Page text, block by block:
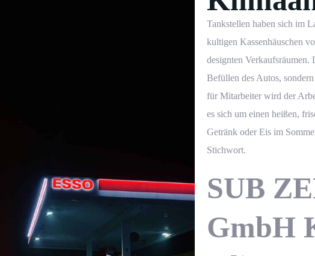
Tankstellen haben sich im
kultigen Kassenhäuschen
designten Verkaufsräumen.
Befüllen des Autos,
für Mitarbeiter wird der
es sich um einen heißen,
Getränk oder Eis im
Stichwort.
SUB
GmbH